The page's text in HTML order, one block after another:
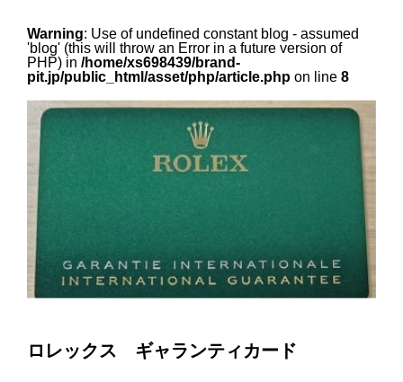
Warning: Use of undefined constant blog - assumed
'blog' (this will throw an Error in a future version of
PHP) in /home/xs698439/brand-
pit.jp/public_html/asset/php/article.phpon line 8
ロレックス ギャランティカード